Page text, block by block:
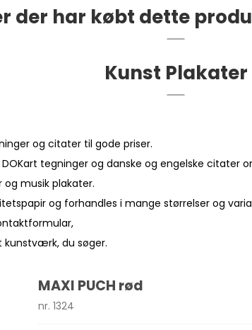
der har købt dette
Kunst Plakater
og citater til gode priser.
tegninger og danske og engelske citater
musik plakater.
og forhandles i mange størrelser og
,
kunstværk, du søger.
MAXI PUCH rød
nr. 1324